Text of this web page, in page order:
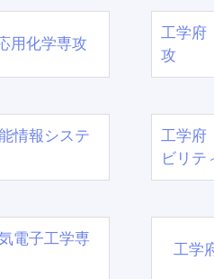
用化学専攻
工学府
攻
情報システ
工学府
ビリテ
電子工学専
工学